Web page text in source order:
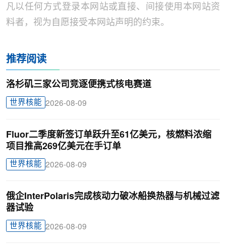
凡以任何方式登录本网站或直接、间接使用本网站资
料者，视为自愿接受本网站声明的约束。
推荐阅读
洛杉矶三家公司竞逐便携式核电赛道
世界核能 2026-08-09
Fluor二季度新签订单跃升至61亿美元，核燃料浓缩
项目推高269亿美元在手订单
世界核能 2026-08-09
俄企InterPolaris完成核动力破冰船换热器与机械过滤
器试验
世界核能 2026-08-09